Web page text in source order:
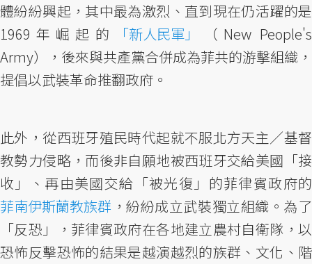
體紛紛興起，其中最為激烈、直到現在仍活躍的是
1969年崛起的
「新人民軍」
（New People's
Army），後來與共產黨合併成為菲共的游擊組織，
提倡以武裝革命推翻政府。
此外，從西班牙殖民時代起就不服北方天主／基督
教勢力侵略，而後非自願地被西班牙交給美國「接
收」、再由美國交給「被光復」的菲律賓政府的
菲南伊斯蘭教族群 ，紛紛成立武裝獨立組織。為了
「反恐」，菲律賓政府在各地建立農村自衛隊，以
恐怖反擊恐怖的結果是越演越烈的族群、文化、階